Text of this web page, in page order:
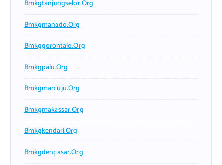
Bmkgtanjungselor.org
Bmkgmanado.org
Bmkggorontalo.org
Bmkgpalu.org
Bmkgmamuju.org
Bmkgmakassar.org
Bmkgkendari.org
Bmkgdenpasar.org